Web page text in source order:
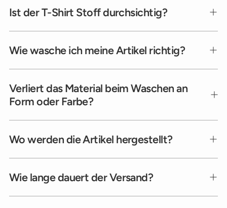
Ist der T-Shirt Stoff durchsichtig?
Wie wasche ich meine Artikel richtig?
Verliert das Material beim Waschen an
Form oder Farbe?
Wo werden die Artikel hergestellt?
Wie lange dauert der Versand?